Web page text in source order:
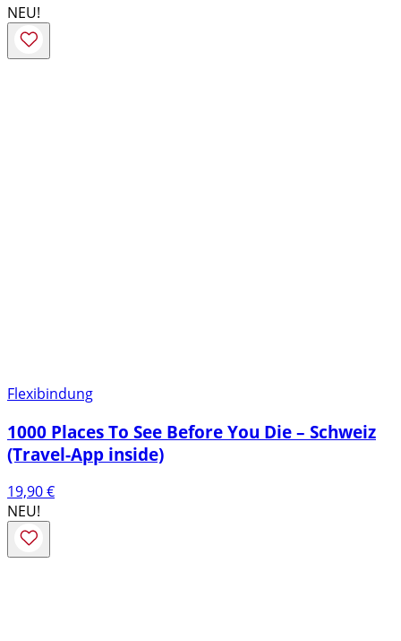
NEU!
Flexibindung
1000 Places To See Before You Die – Schweiz
(Travel-App inside)
19,90€
NEU!